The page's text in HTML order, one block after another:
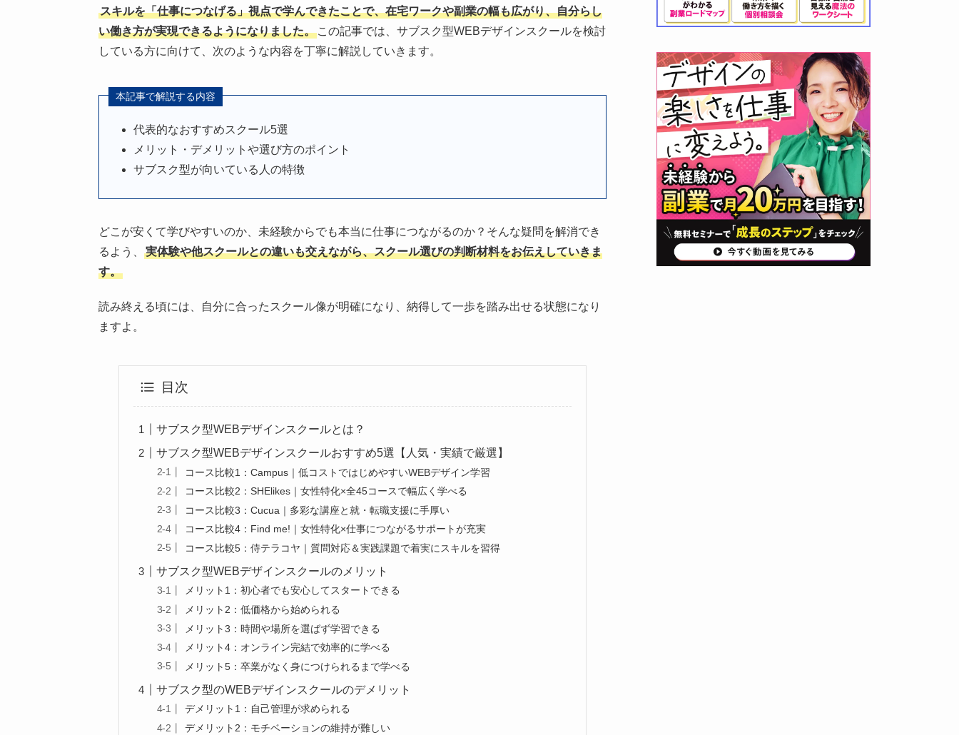
スキルを「仕事につなげる」視点で学んできたことで、在宅ワークや副業の幅も広がり、自分らし
い働き方が実現できるようになりました。 この記事では、サブスク型WEBデザインスクールを検討
している方に向けて、次のような内容を丁寧に解説していきます。
本記事で解説する内容
代表的なおすすめスクール5選
メリット・デメリットや選び方のポイント
サブスク型が向いている人の特徴
どこが安くて学びやすいのか、未経験からでも本当に仕事につながるのか？そんな疑問を解消でき
るよう、
実体験や他スクールとの違いも交えながら、スクール選びの判断材料をお伝えしていきま
す。
読み終える頃には、自分に合ったスクール像が明確になり、納得して一歩を踏み出せる状態になり
ますよ。
目次
サブスク型WEBデザインスクールとは？
サブスク型WEBデザインスクールおすすめ5選【人気・実績で厳選】
コース比較1：Campus｜低コストではじめやすいWEBデザイン学習
コース比較2：SHElikes｜女性特化×全45コースで幅広く学べる
コース比較3：Cucua｜多彩な講座と就・転職支援に手厚い
コース比較4：Find me!｜女性特化×仕事につながるサポートが充実
コース比較5：侍テラコヤ｜質問対応＆実践課題で着実にスキルを習得
サブスク型WEBデザインスクールのメリット
メリット1：初心者でも安心してスタートできる
メリット2：低価格から始められる
メリット3：時間や場所を選ばず学習できる
メリット4：オンライン完結で効率的に学べる
メリット5：卒業がなく身につけられるまで学べる
サブスク型のWEBデザインスクールのデメリット
デメリット1：自己管理が求められる
デメリット2：モチベーションの維持が難しい